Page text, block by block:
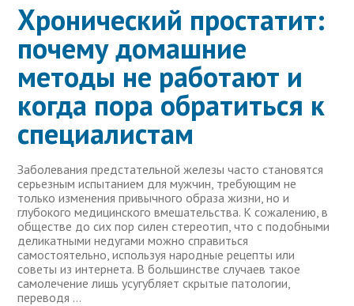
Хронический простатит:
почему домашние
методы не работают и
когда пора обратиться к
специалистам
Заболевания предстательной железы часто становятся
серьезным испытанием для мужчин, требующим не
только изменения привычного образа жизни, но и
глубокого медицинского вмешательства. К сожалению, в
обществе до сих пор силен стереотип, что с подобными
деликатными недугами можно справиться
самостоятельно, используя народные рецепты или
советы из интернета. В большинстве случаев такое
самолечение лишь усугубляет скрытые патологии,
переводя …